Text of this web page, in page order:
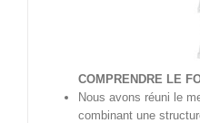
COMPRENDRE LE
Nous avons réuni le
combinant une